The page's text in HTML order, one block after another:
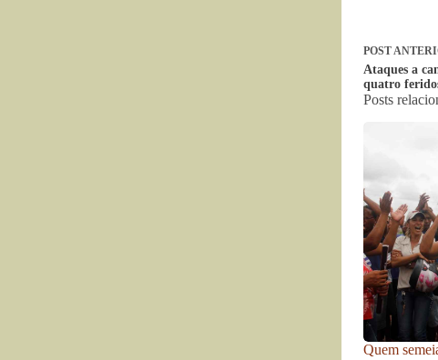
POST
Ataques a
quatro
Posts
Quem